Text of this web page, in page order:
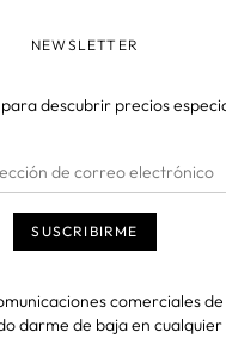
NEWSLETTER
descubrir precios
comerciales de
darme de baja en